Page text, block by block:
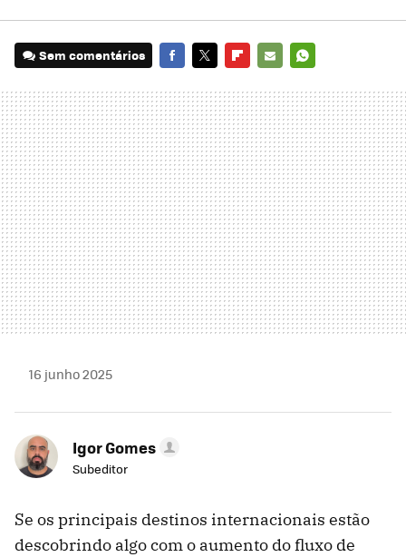
Sem comentários
MAIL
16 junho 2025
Igor Gomes
Subeditor
Se os principais destinos internacionais estão
descobrindo algo com o aumento do fluxo de